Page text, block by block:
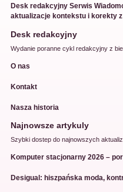
Desk redakcyjny Serwis
aktualizacje kontekstu i korekty
Desk redakcyjny
Wydanie poranne cykl redakcyjny z
O nas
Kontakt
Nasza historia
Najnowsze artykuly
Szybki dostep do najnowszych
Komputer stacjonarny 2026 –
Desigual: hiszpańska moda,